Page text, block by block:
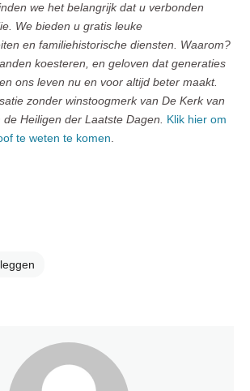
we het belangrijk dat u verbonden
We bieden u gratis leuke
en familiehistorische diensten. Waarom?
koesteren, en geloven dat generaties
ons leven nu en voor altijd beter maakt.
zonder winstoogmerk van De Kerk van
Heiligen der Laatste Dagen. Klik hier om
te weten te komen.